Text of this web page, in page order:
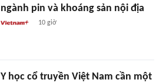
ngành pin và khoáng sản nội địa
10 giờ
Y học cổ truyền Việt Nam cần một